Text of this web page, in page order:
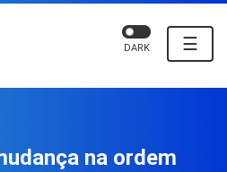
☰
DARK
na ordem